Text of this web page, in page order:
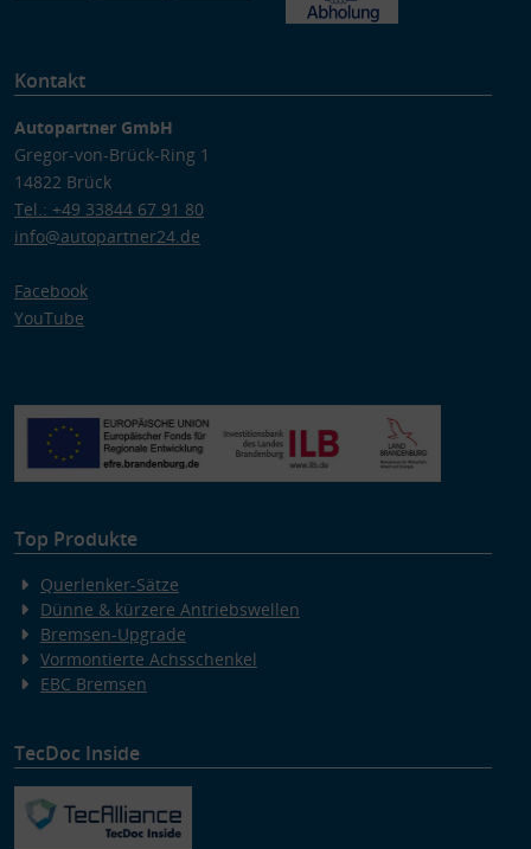
Kontakt
Autopartner GmbH
Gregor-von-Brück-Ring 1
14822 Brück
Tel.: +49 33844 67 91 80
info@autopartner24.de
Facebook
YouTube
Top Produkte
Querlenker-Sätze
Dünne & kürzere Antriebswellen
Bremsen-Upgrade
Vormontierte Achsschenkel
EBC Bremsen
TecDoc Inside